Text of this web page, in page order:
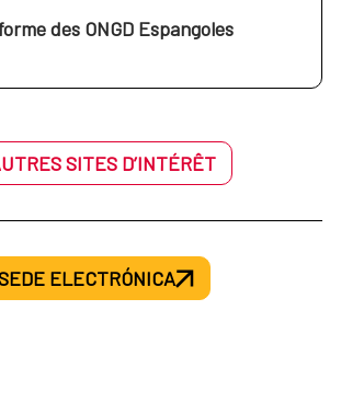
des ONGD Espangoles
SITES D’INTÉRÊT
ELECTRÓNICA